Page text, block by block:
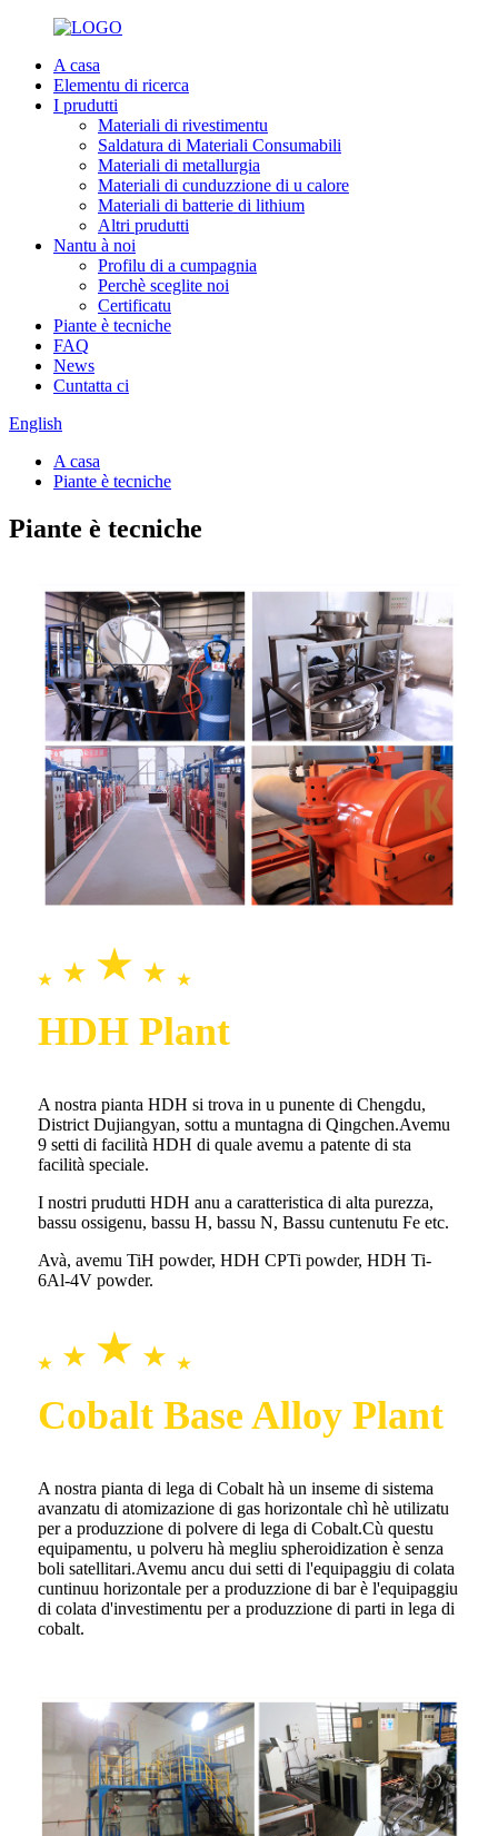
A casa
Elementu di ricerca
I prudutti
Materiali di rivestimentu
Saldatura di Materiali Consumabili
Materiali di metallurgia
Materiali di cunduzzione di u calore
Materiali di batterie di lithium
Altri prudutti
Nantu à noi
Profilu di a cumpagnia
Perchè sceglite noi
Certificatu
Piante è tecniche
FAQ
News
Cuntatta ci
English
A casa
Piante è tecniche
Piante è tecniche
HDH Plant
A nostra pianta HDH si trova in u punente di Chengdu,
District Dujiangyan, sottu a muntagna di Qingchen.Avemu
9 setti di facilità HDH di quale avemu a patente di sta
facilità speciale.
I nostri prudutti HDH anu a caratteristica di alta purezza,
bassu ossigenu, bassu H, bassu N, Bassu cuntenutu Fe etc.
Avà, avemu TiH powder, HDH CPTi powder, HDH Ti-
6Al-4V powder.
Cobalt Base Alloy Plant
A nostra pianta di lega di Cobalt hà un inseme di sistema
avanzatu di atomizazione di gas horizontale chì hè utilizatu
per a produzzione di polvere di lega di Cobalt.Cù questu
equipamentu, u polveru hà megliu spheroidization è senza
boli satellitari.Avemu ancu dui setti di l'equipaggiu di colata
cuntinuu horizontale per a produzzione di bar è l'equipaggiu
di colata d'investimentu per a produzzione di parti in lega di
cobalt.